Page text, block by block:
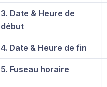
3. Date & Heure de
début
4. Date & Heure de fin
5. Fuseau horaire